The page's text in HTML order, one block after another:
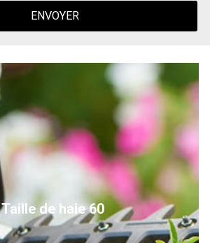
Taille de haie 60